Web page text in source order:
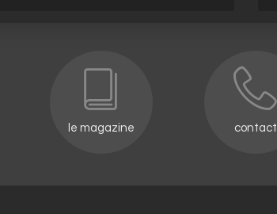
le magazine contact